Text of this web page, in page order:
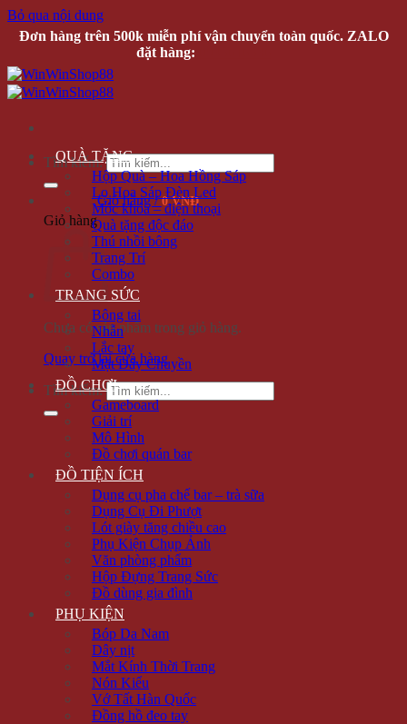
Bỏ qua nội dung
Đơn hàng trên 500k miễn phí vận chuyển toàn quốc. ZALO
đặt hàng:
Tìm kiếm:
Giỏ hàng /0 VNĐ
Giỏ hàng
Chưa có sản phẩm trong giỏ hàng.
Quay trở lại cửa hàng
Tìm kiếm:
QUÀ TẶNG
Hộp Quà – Hoa Hồng Sáp
Lọ Hoa Sáp Đèn Led
Móc khóa – điện thoại
Quà tặng độc đáo
Thú nhồi bông
Trang Trí
Combo
TRANG SỨC
Bông tai
Nhẫn
Lắc tay
Mặt Dây Chuyền
ĐỒ CHƠI
Gameboard
Giải trí
Mô Hình
Đồ chơi quán bar
ĐỒ TIỆN ÍCH
Dụng cụ pha chế bar – trà sữa
Dụng Cụ Đi Phượt
Lót giày tăng chiều cao
Phụ Kiện Chụp Ảnh
Văn phòng phẩm
Hộp Đựng Trang Sức
Đồ dùng gia đình
PHỤ KIỆN
Bóp Da Nam
Dây nịt
Mắt Kính Thời Trang
Nón Kiểu
Vớ Tất Hàn Quốc
Đồng hồ đeo tay